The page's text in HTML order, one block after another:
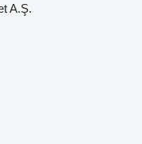
A.Ş.